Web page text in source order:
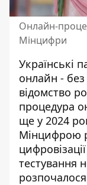
Онлайн-
Мінцифри
Українські
онлайн -
відомство
процедура
ще у 2024
Мінцифрою
тестування